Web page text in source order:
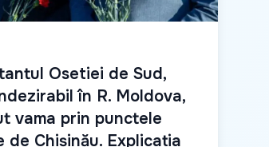
Osetiei de Sud,
în R. Moldova,
vama prin punctele
de Chișinău. Explicația